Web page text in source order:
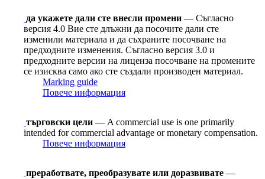
да укажете дали сте внесли промени — Съгласно
версия 4.0 Вие сте длъжни да посочите дали сте
изменили материала и да съхраните посочване на
предходните изменения. Съгласно версия 3.0 и
предходните версии на лиценза посочване на промените
се изисква само ако сте създали производен материал.
Marking guide
Повече информация
търговски цели — A commercial use is one primarily
intended for commercial advantage or monetary compensation.
Повече информация
преработвате, преобразувате или доразвивате —